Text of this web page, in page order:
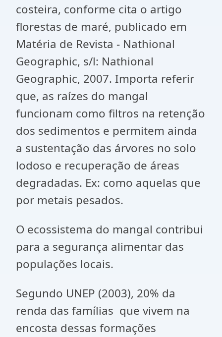
costeira, conforme cita o artigo
florestas de maré, publicado em
Matéria de Revista - Nathional
Geographic, s/l: Nathional
Geographic, 2007. Importa referir
que, as raízes do mangal
funcionam como filtros na retenção
dos sedimentos e permitem ainda
a sustentação das árvores no solo
lodoso e recuperação de áreas
degradadas. Ex: como aquelas que
por metais pesados.
O ecossistema do mangal contribui
para a segurança alimentar das
populações locais.
Segundo UNEP (2003), 20% da
renda das famílias que vivem na
encosta dessas formações